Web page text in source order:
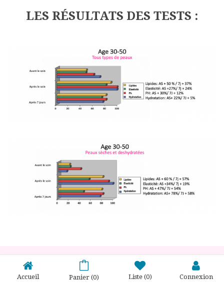
LES RÉSULTATS DES TESTS :
Accueil Panier (0) Liste (0) Connexion